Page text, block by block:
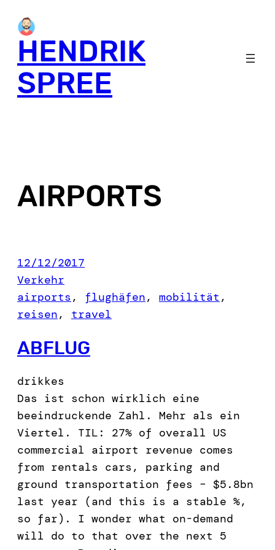
content
HENDRIK
SPREE
AIRPORTS
12/12/2017
Verkehr
airports , flughäfen, mobilität
reisen, travel
ABFLUG
drikkes
Das ist schon wirklich eine
beeindruckende Zahl. Mehr als ein
Viertel. TIL: 27% of overall US
commercial airport revenue comes
from rentals cars, parking and
ground transportation fees – $5.8bn
last year (and this is a stable %,
so far). I wonder what on-demand
will do to that over the next 5